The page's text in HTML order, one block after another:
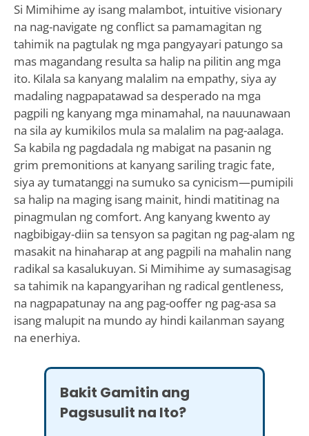
Si Mimihime ay isang malambot, intuitive visionary
na nag-navigate ng conflict sa pamamagitan ng
tahimik na pagtulak ng mga pangyayari patungo sa
mas magandang resulta sa halip na pilitin ang mga
ito. Kilala sa kanyang malalim na empathy, siya ay
madaling nagpapatawad sa desperado na mga
pagpili ng kanyang mga minamahal, na nauunawaan
na sila ay kumikilos mula sa malalim na pag-aalaga.
Sa kabila ng pagdadala ng mabigat na pasanin ng
grim premonitions at kanyang sariling tragic fate,
siya ay tumatanggi na sumuko sa cynicism—pumipili
sa halip na maging isang mainit, hindi matitinag na
pinagmulan ng comfort. Ang kanyang kwento ay
nagbibigay-diin sa tensyon sa pagitan ng pag-alam ng
masakit na hinaharap at ang pagpili na mahalin nang
radikal sa kasalukuyan. Si Mimihime ay sumasagisag
sa tahimik na kapangyarihan ng radical gentleness,
na nagpapatunay na ang pag-ooffer ng pag-asa sa
isang malupit na mundo ay hindi kailanman sayang
na enerhiya.
Bakit Gamitin ang
Pagsusulit na Ito?